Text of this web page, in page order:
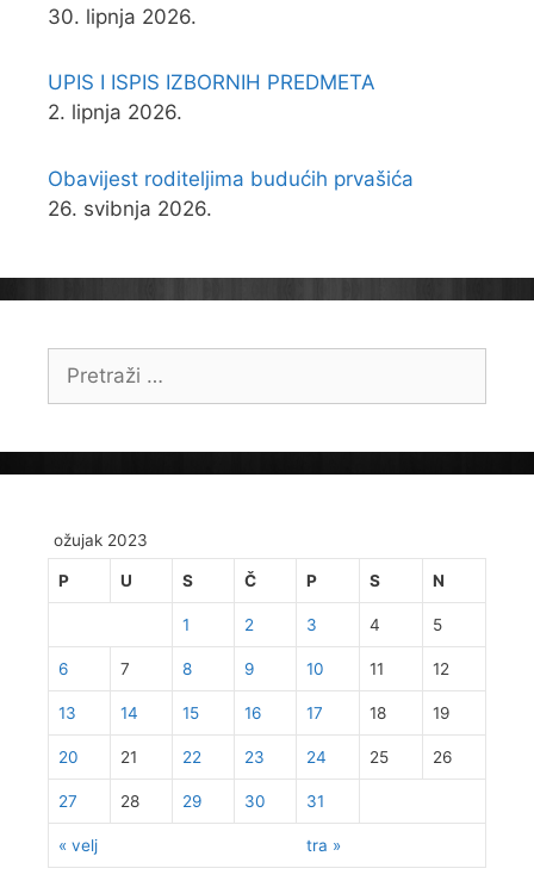
30. lipnja 2026.
UPIS I ISPIS IZBORNIH PREDMETA
2. lipnja 2026.
Obavijest roditeljima budućih prvašića
26. svibnja 2026.
ožujak 2023
P U S Č P S N
« velj tra »
1 2 3 4 5
6 7 8 9 10 11 12
13 14 15 16 17 18 19
20 21 22 23 24 25 26
27 28 29 30 31